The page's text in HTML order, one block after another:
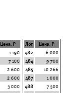
Цена, ₽
1 190
7 100
2 600
2 600
3 000
Лот
Цена, ₽
482
6 000
484
9 700
485
10 266
487
1 000
488
7 500